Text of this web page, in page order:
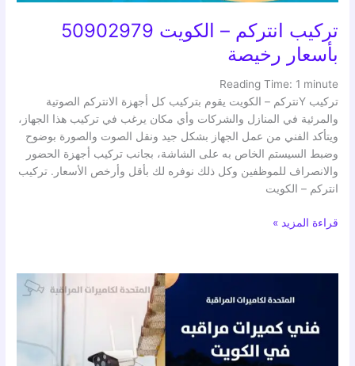
تركيب انتركم – الكويت 50902979
بأسعار رخيصة
Reading Time: 1 minute
تركيب Yنتركم – الكويت يقوم بتركيب كل أجهزة الانتركم الصوتية
والمرئية في المنازل والشركات وأي مكان يرغب في تركيب هذا الجهاز،
ويتأكد الفني من عمل الجهاز بشكل جيد ونقل الصوت والصورة بوضوح
وضبط السيستم الخاص به على الشاشة، بجانب تركيب أجهزة الحضور
والانصراف للموظفين وكل ذلك نوفره لك بأقل وأرخص الأسعار. تركيب
انتركم – الكويت
قراءة المزيد »
المخفية